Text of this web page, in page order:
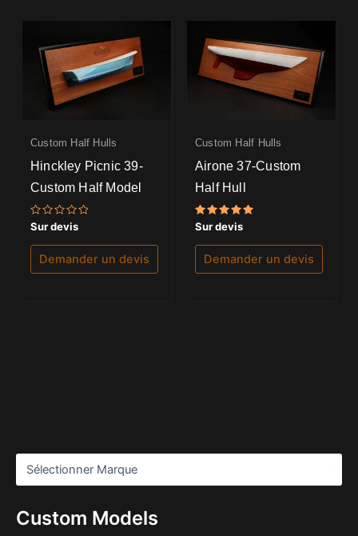
Custom Models
Custom Half Hulls
Hinckley Picnic 39-
Custom Half Model
Note
0
sur
Sur devis
Demander un devis
Custom Half Hulls
Airone 37-Custom
Half Hull
Note
5.00
sur 5
Sur devis
Demander un devis